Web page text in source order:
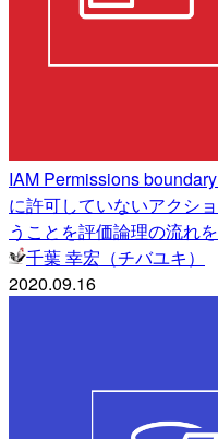
IAM Permissions
に許可していないアクシ
うことを評価論理の流れ
千葉 幸宏（チバユキ）
2020.09.16